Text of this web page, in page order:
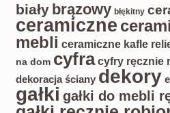
biały brązowy błękitny
ceramiczne
mebli ceramiczne kafle
na dom cyfra cyfry ręcznie
dekoracja ściany dekory
gałki gałki do mebli